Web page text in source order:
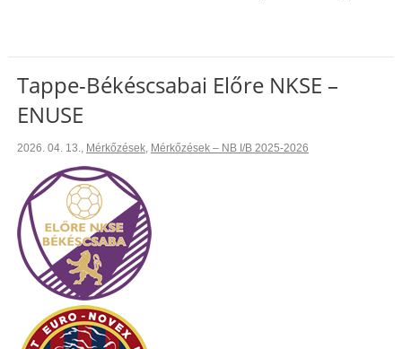
Tappe-Békéscsabai Előre NKSE –
ENUSE
2026. 04. 13., Mérkőzések, Mérkőzések – NB I/B 2025-2026